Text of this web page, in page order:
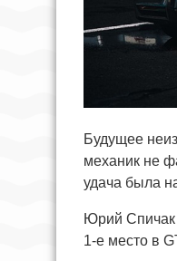
Будущее
механик не
удача была
Юрий Спичак
1-е место в